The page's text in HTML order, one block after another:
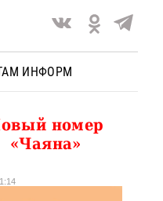
ИНФОРМ
номер
«Чаяна»